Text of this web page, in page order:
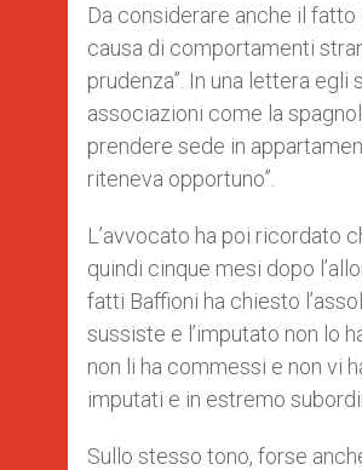
Da considerare anche il
causa di comportamenti
prudenza”. In una lettera
associazioni come la
prendere sede in
riteneva opportuno”.
L’avvocato ha poi ricordato
quindi cinque mesi dopo
fatti Baffioni ha chiesto
sussiste e l’imputato non lo
non li ha commessi e non vi
imputati e in estremo
Sullo stesso tono, forse